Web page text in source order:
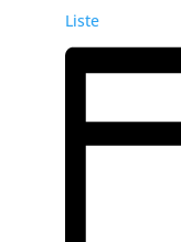
Liste